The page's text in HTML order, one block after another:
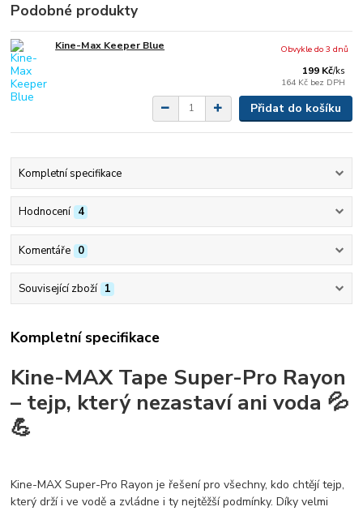
Podobné produkty
Kine-Max Keeper Blue
199 Kč/ks
164 Kč bez DPH
Obvykle do 3 dnů
Přidat do košíku
Kompletní specifikace
Hodnocení 4
Komentáře 0
Související zboží 1
Kompletní specifikace
Kine-MAX Tape Super-Pro Rayon
– tejp, který nezastaví ani voda 💦
💪
Kine-MAX Super-Pro Rayon je řešení pro všechny, kdo chtějí tejp,
kterýdrží i ve vodě a zvládne i ty nejtěžší podmínky. Díkyvelmi